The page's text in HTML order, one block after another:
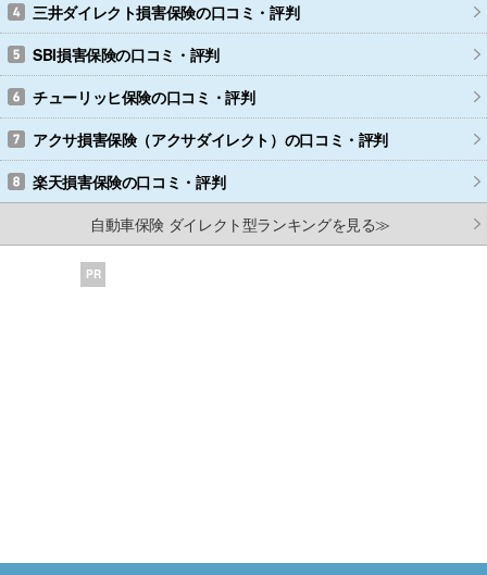
三井ダイレクト損害保険の口コミ・評判
SBI損害保険の口コミ・評判
チューリッヒ保険の口コミ・評判
アクサ損害保険（アクサダイレクト） の口コミ・評判
楽天損害保険の口コミ・評判
自動車保険 ダイレクト型ランキングを見る≫
PR